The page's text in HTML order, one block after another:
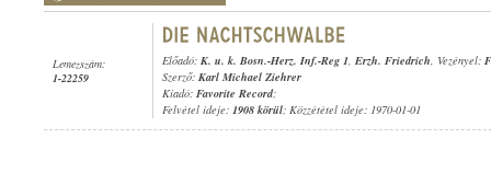
Lemezszám:
1-22259
Előadó: K. u. k. Bosn.-Herz. Inf.-Reg 1, Erzh. Friedrich, Vezényel:
Szerző: Karl Michael Ziehrer
Kiadó: Favorite Record;
Felvétel ideje: 1908 körül; Közzététel ideje: 1970-01-01